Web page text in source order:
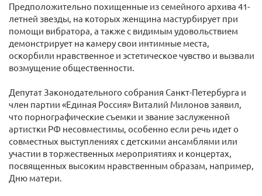
Предположительно похищенные из семейного архива 41-
летней звезды, на которых женщина мастурбирует при
помощи вибратора, а также с видимым удовольствием
демонстрирует на камеру свои интимные места,
оскорбили нравственное и эстетическое чувство и вызвали
возмущение общественности.
Депутат Законодательного собрания Санкт-Петербурга и
член партии «Единая Россия» Виталий Милонов заявил,
что порнографические съемки и звание заслуженной
артистки РФ несовместимы, особенно если речь идет о
совместных выступлениях с детскими ансамблями или
участии в торжественных мероприятиях и концертах,
посвященных высоким нравственным образам, например,
Дню матери.